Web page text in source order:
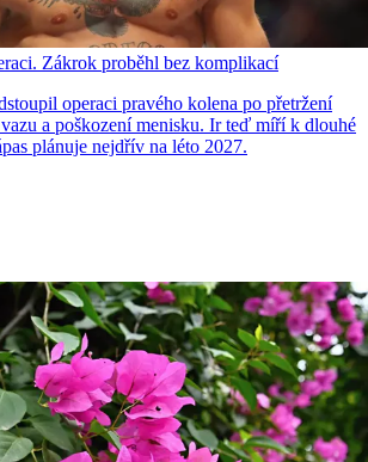
Zákrok proběhl bez komplikací
operaci pravého kolena po přetržení
a poškození menisku. Ir teď míří k dlouhé
plánuje nejdřív na léto 2027.